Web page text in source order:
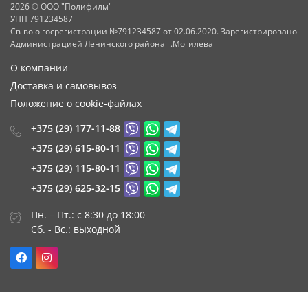
2026 © ООО "Полифилм"
УНП 791234587
Св-во о госрегистрации №791234587 от 02.06.2020. Зарегистрировано
Администрацией Ленинского района г.Могилева
О компании
Доставка и самовывоз
Положение о cookie-файлах
+375 (29) 177-11-88
+375 (29) 615-80-11
+375 (29) 115-80-11
+375 (29) 625-32-15
Пн. – Пт.: с 8:30 до 18:00
Сб. - Вс.: выходной